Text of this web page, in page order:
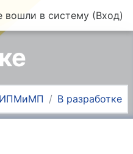
вошли в систему (Вход)
ИПМиМП В разработке